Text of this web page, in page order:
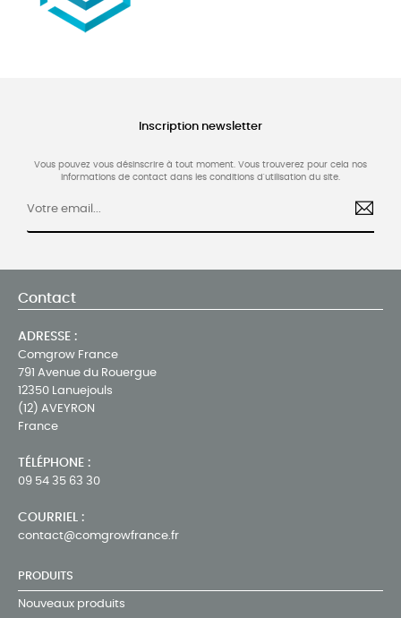
Inscription newsletter
Vous pouvez vous désinscrire à tout moment. Vous trouverez pour cela nos
informations de contact dans les conditions d'utilisation du site.
Contact
ADRESSE :
Comgrow France
791 Avenue du Rouergue
12350 Lanuejouls
(12) AVEYRON
France
TÉLÉPHONE :
09 54 35 63 30
COURRIEL :
contact@comgrowfrance.fr
PRODUITS
Nouveaux produits